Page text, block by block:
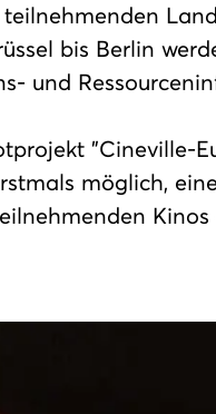
bis Berlin
und
"Cineville-
möglich,